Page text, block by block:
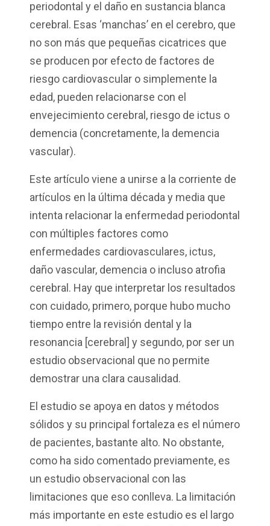
periodontal y el daño en sustancia blanca
cerebral. Esas ‘manchas’ en el cerebro, que
no son más que pequeñas cicatrices que
se producen por efecto de factores de
riesgo cardiovascular o simplemente la
edad, pueden relacionarse con el
envejecimiento cerebral, riesgo de ictus o
demencia (concretamente, la demencia
vascular).
Este artículo viene a unirse a la corriente de
artículos en la última década y media que
intenta relacionar la enfermedad periodontal
con múltiples factores como
enfermedades cardiovasculares, ictus,
daño vascular, demencia o incluso atrofia
cerebral. Hay que interpretar los resultados
con cuidado, primero, porque hubo mucho
tiempo entre la revisión dental y la
resonancia [cerebral] y segundo, por ser un
estudio observacional que no permite
demostrar una clara causalidad.
El estudio se apoya en datos y métodos
sólidos y su principal fortaleza es el número
de pacientes, bastante alto. No obstante,
como ha sido comentado previamente, es
un estudio observacional con las
limitaciones que eso conlleva. La limitación
más importante en este estudio es el largo